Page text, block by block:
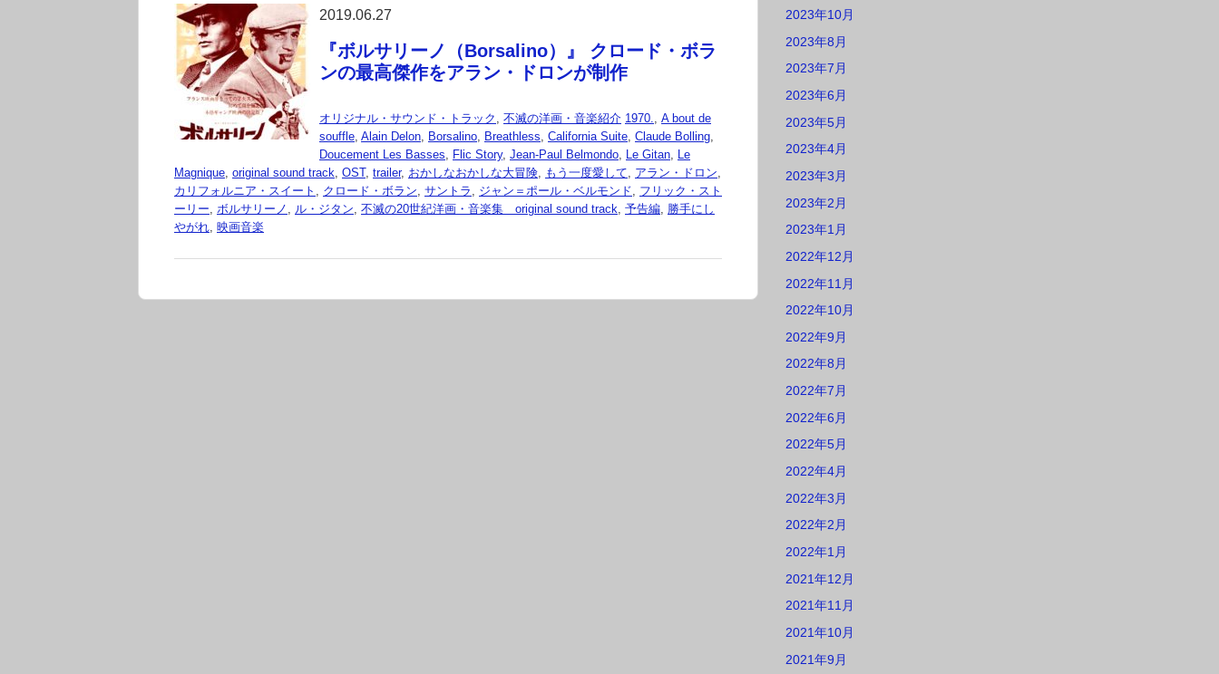
2019.06.27
『ボルサリーノ（Borsalino）』 クロード・ボラ
ンの最高傑作をアラン・ドロンが制作
オリジナル・サウンド・トラック , 不滅の洋画・音楽紹介 1970., A bout de
souffle, Alain Delon, Borsalino, Breathless, California Suite, Claude Bolling,
Doucement Les Basses, Flic Story, Jean-Paul Belmondo, Le Gitan, Le
Magnique, original sound track, OST, trailer, おかしなおかしな大冒険, もう一度愛して, アラン・ドロン,
カリフォルニア・スイート , クロード・ボラン, サントラ , ジャン＝ポール・ベルモンド, フリック・スト
ーリー, ボルサリーノ , ル・ジタン, 不滅の20世紀洋画・音楽集 original sound track, 予告編, 勝手にし
やがれ, 映画音楽
2023年10月
2023年8月
2023年7月
2023年6月
2023年5月
2023年4月
2023年3月
2023年2月
2023年1月
2022年12月
2022年11月
2022年10月
2022年9月
2022年8月
2022年7月
2022年6月
2022年5月
2022年4月
2022年3月
2022年2月
2022年1月
2021年12月
2021年11月
2021年10月
2021年9月